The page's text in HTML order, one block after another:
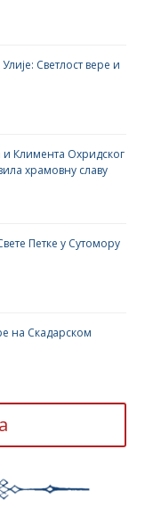
Светлост вере и
и Климента Охридског
храмовну славу
Петке у Сутомору
на Скадарском